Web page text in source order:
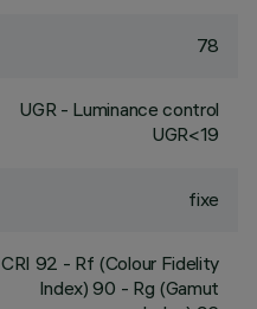
78
UGR - Luminance control
UGR<19
fixe
CRI 92 - Rf (Colour Fidelity
Index) 90 - Rg (Gamut